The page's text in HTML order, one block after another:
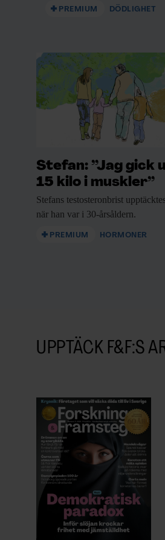
PREMIUM DÖDLIGHET
Stefan: ”Jag gick
15 kilo i muskler”
Stefans testosteronbrist
när han var i 30-årsåldern.
PREMIUM HORMONER
UPPTÄCK F&F:S